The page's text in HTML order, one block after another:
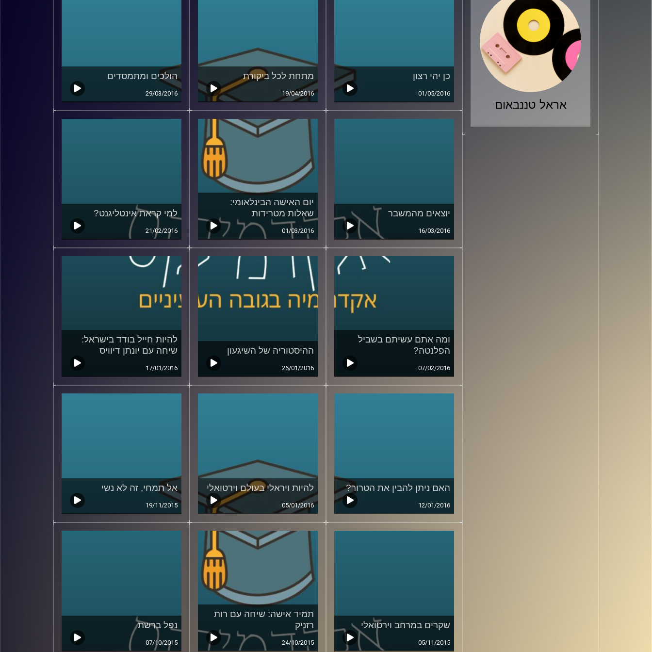
אראל טננבאום
כן יהי רצון
01/05/2016
מתחת לכל ביקורת
19/04/2016
הולכים ומתמסדים
29/03/2016
יוצאים מהמשבר
16/03/2016
יום האישה הבינלאומי:
שאלות מטרידות
01/03/2016
למי קראת אינטליגנט?
21/02/2016
ומה אתם עשיתם בשביל
הפלנטה?
07/02/2016
ההיסטוריה של השיגעון
26/01/2016
להיות חייל בודד בישראל:
שיחה עם יונתן דיוויס
17/01/2016
האם ניתן להבין את הטרור?
12/01/2016
להיות ויראלי בעולם וירטואלי
05/01/2016
אל תמחי, זה לא נשי
19/11/2015
שקרים במרחב וירטואלי
05/11/2015
תמיד אישה: שיחה עם רות
רזניק
24/10/2015
נפל ברשת
07/10/2015